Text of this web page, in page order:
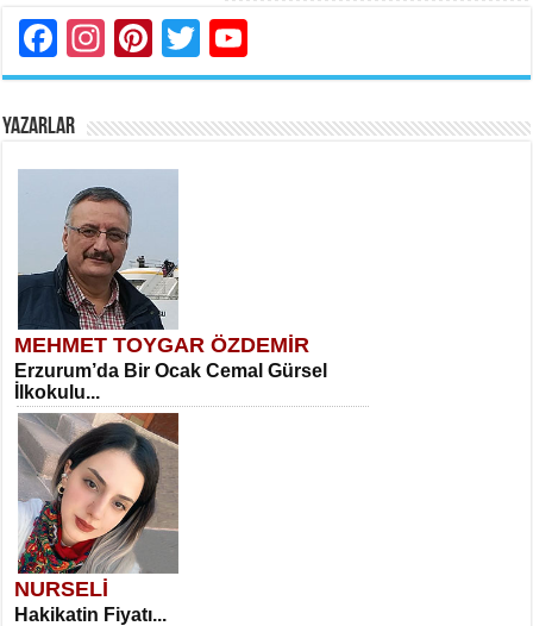
Facebook
Instagram
Pinterest
Twitter
YAZARLAR
MEHMET TOYGAR ÖZDEMİR
Erzurum’da Bir Ocak Cemal Gürsel
İlkokulu...
NURSELİ
Hakikatin Fiyatı...